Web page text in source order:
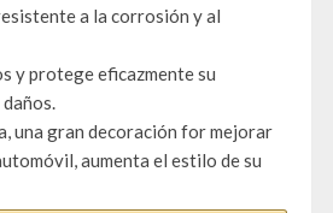
a la corrosión y al
y protege eficazmente su
una gran decoración for mejorar
aumenta el estilo de su